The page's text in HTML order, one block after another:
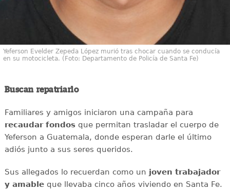
Yeferson Evelder Zepeda López murió tras chocar cuando se conducía
en su motocicleta. (Foto: Departamento de Policía de Santa Fe)
Buscan repatriarlo
Familiares y amigos iniciaron una campaña para
recaudar fondosque permitan trasladar el cuerpo de
Yeferson a Guatemala, donde esperan darle el último
adiós junto a sus seres queridos.
Sus allegados lo recuerdan como un joven trabajador
y amableque llevaba cinco años viviendo en Santa Fe.